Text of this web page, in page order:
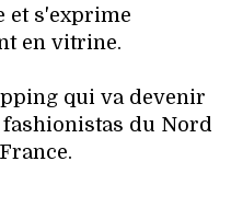
et s'exprime
en vitrine.
qui va devenir
du Nord